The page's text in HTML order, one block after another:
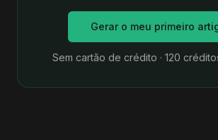
Gerar o meu primeiro
Sem cartão de crédito · 120